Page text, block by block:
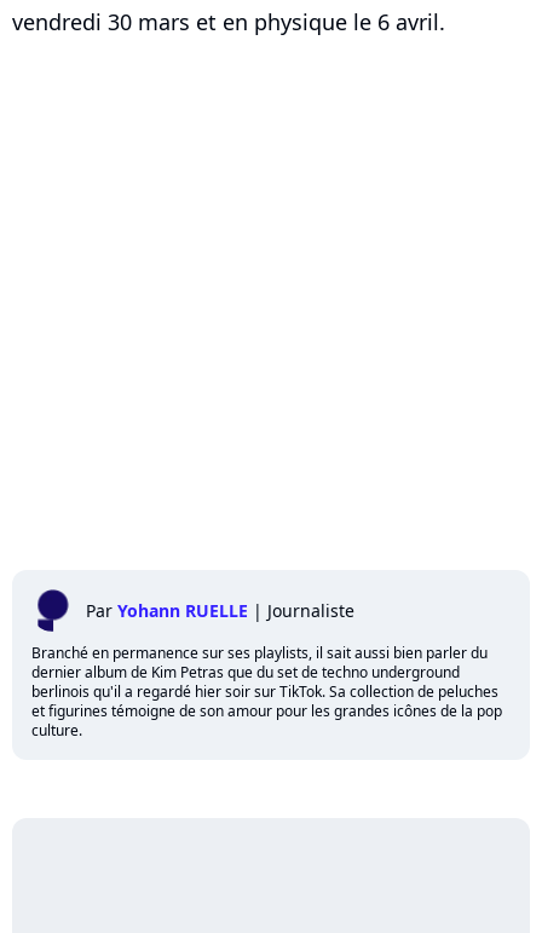
vendredi 30 mars et en physique le 6 avril.
Par Yohann RUELLE | Journaliste
Branché en permanence sur ses playlists, il sait aussi bien parler du
dernier album de Kim Petras que du set de techno underground
berlinois qu'il a regardé hier soir sur TikTok. Sa collection de peluches
et figurines témoigne de son amour pour les grandes icônes de la pop
culture.